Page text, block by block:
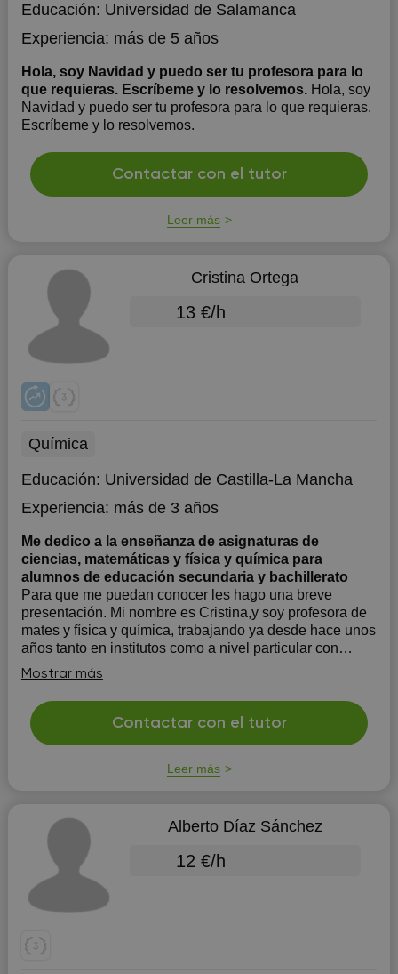
Educación: Universidad de Salamanca
Experiencia: más de 5 años
Hola, soy Navidad y puedo ser tu profesora para lo
que requieras. Escríbeme y lo resolvemos. Hola, soy
Navidad y puedo ser tu profesora para lo que requieras.
Escríbeme y lo resolvemos.
Contactar con el tutor
Leer más
Cristina Ortega
13 €/h
Química
Educación: Universidad de Castilla-La Mancha
Experiencia: más de 3 años
Me dedico a la enseñanza de asignaturas de
ciencias, matemáticas y física y química para
alumnos de educación secundaria y bachillerato
Para que me puedan conocer les hago una breve
presentación. Mi nombre es Cristina,y soy profesora de
mates y física y química, trabajando ya desde hace unos
años tanto en institutos como a nivel particular con
alumnos. He conseguido hacer de mi profesión algo de
lo que disfruto de verdad, suelo cone...
Mostrar más
Contactar con el tutor
Leer más
Alberto Díaz Sánchez
12 €/h